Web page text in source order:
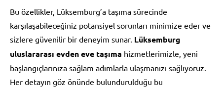
Bu özellikler, Lüksemburg’a taşıma sürecinde
karşılaşabileceğiniz potansiyel sorunları minimize eder ve
sizlere güvenilir bir deneyim sunar. Lüksemburg
uluslararası evden eve taşıma hizmetlerimizle, yeni
başlangıçlarınıza sağlam adımlarla ulaşmanızı sağlıyoruz.
Her detayın göz önünde bulundurulduğu bu